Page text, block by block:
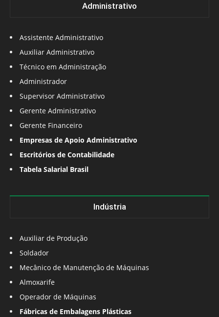
Administrativo
Assistente Administrativo
Auxiliar Administrativo
Técnico em Administração
Administrador
Supervisor Administrativo
Gerente Administrativo
Gerente Financeiro
Empresas de Apoio Administrativo
Escritórios de Contabilidade
Tabela Salarial Brasil
Indústria
Auxiliar de Produção
Soldador
Mecânico de Manutenção de Máquinas
Almoxarife
Operador de Máquinas
Fábricas de Embalagens Plásticas